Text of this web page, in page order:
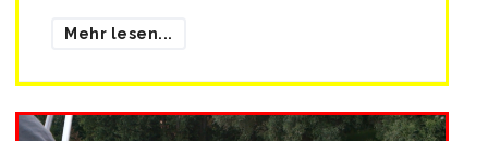
Mehr lesen...